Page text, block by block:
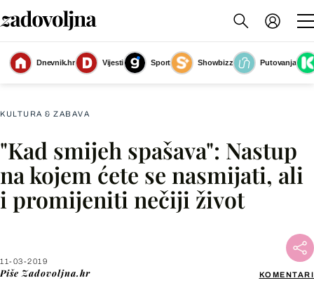
Dnevnik.hr Vijesti Sport Showbizz
Putovanja
Sirotište je trenutačno dom za 52 djece siročadi
(Foto: Kolajna ljubavi)
KULTURA & ZABAVA
"Kad smijeh spašava": Nastup
na kojem ćete se nasmijati, ali
i promijeniti nečiji život
11-03-2019
Piše Zadovoljna.hr KOMENTARI
Facebook
X